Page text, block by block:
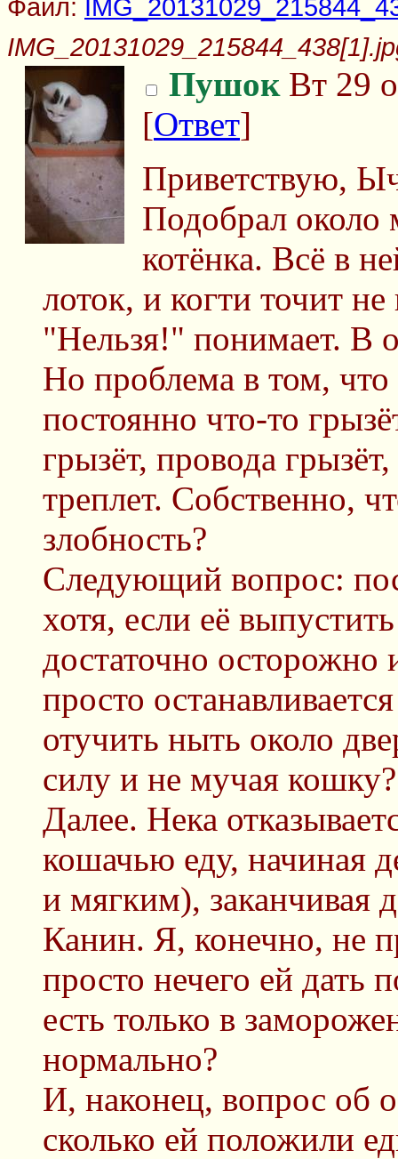
Файл:
ПушокВт 29
[Ответ]
Приветствую,
Подобрал около
котёнка. Всё в
лоток, и когти точит
"Нельзя!" понимает. В
Но проблема в том, что
постоянно что-то
грызёт, провода
треплет. Собственно,
злобность?
Следующий вопрос:
хотя, если её
достаточно
просто
отучить ныть около
силу и не мучая кошку?
Далее. Нека
кошачью еду, начиная
и мягким), заканчивая
Канин. Я, конечно, не
просто нечего ей дать
есть только в
нормально?
И, наконец, вопрос об
сколько ей положили